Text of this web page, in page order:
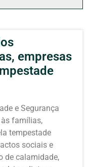
empresas
e Segurança
famílias,
tempestade
sociais e
de calamidade,